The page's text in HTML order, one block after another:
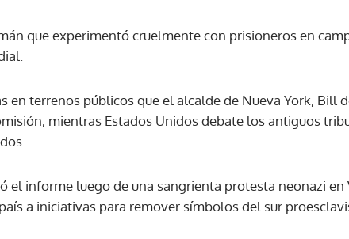
Gracias por suscribirte a nuestro boletín.
que experimentó cruelmente con prisioneros en
en terrenos públicos que el alcalde de Nueva York, Bill
mientras Estados Unidos debate los antiguos
el informe luego de una sangrienta protesta neonazi
a iniciativas para remover símbolos del sur